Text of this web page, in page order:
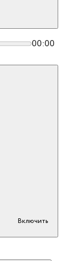
00:00
Включить